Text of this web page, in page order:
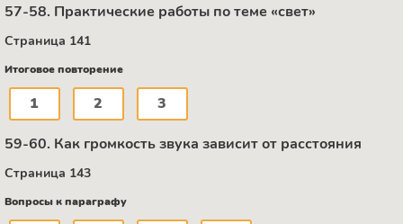
57-58. Практические работы по теме «свет»
Страница 141
Итоговое повторение
1 2 3
59-60. Как громкость звука зависит от расстояния
Страница 143
Вопросы к параграфу